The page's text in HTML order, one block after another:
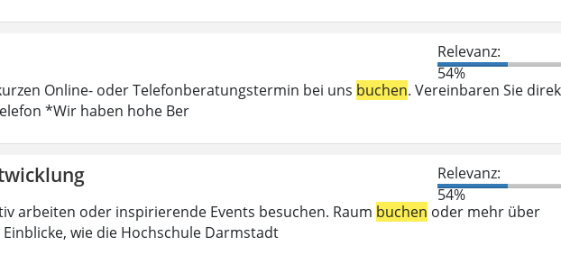
Relevanz:
54%
Online- oder Telefonberatungstermin bei uns buchen. Vereinbaren Sie
*Wir haben hohe Ber
Relevanz:
54%
arbeiten oder inspirierende Events besuchen. Raum buchen oder mehr über
wie die Hochschule Darmstadt